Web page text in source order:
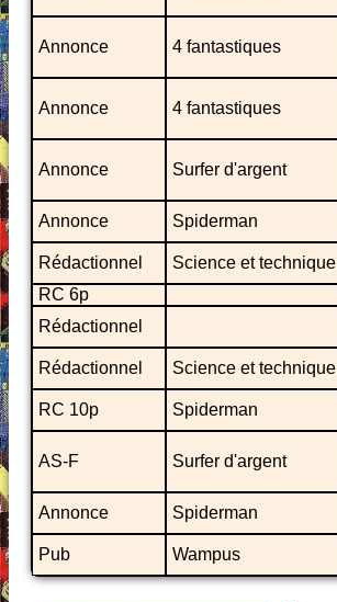
Annonce 4 fantastiques
Annonce 4 fantastiques
Annonce Surfer d'argent
Annonce Spiderman
Rédactionnel Science et technique
RC 6p
Rédactionnel
Rédactionnel Science et technique
RC 10p Spiderman
AS-F Surfer d'argent
Annonce Spiderman
Pub
Wampus